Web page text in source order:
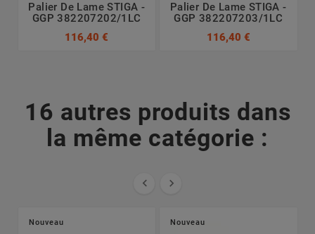
Palier De Lame STIGA -
GGP 382207202/1LC
116,40 €
Palier De Lame STIGA -
GGP 382207203/1LC
116,40 €
16 autres produits dans
la même catégorie :
 
Nouveau Nouveau